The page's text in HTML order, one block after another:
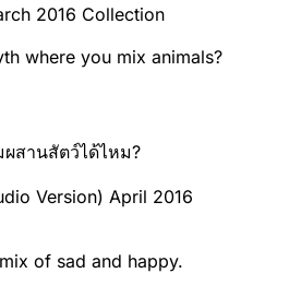
2016 Collection
where you mix animals?
ผสานสัตว์ได้ไหม?
Version) April 2016
of sad and happy.